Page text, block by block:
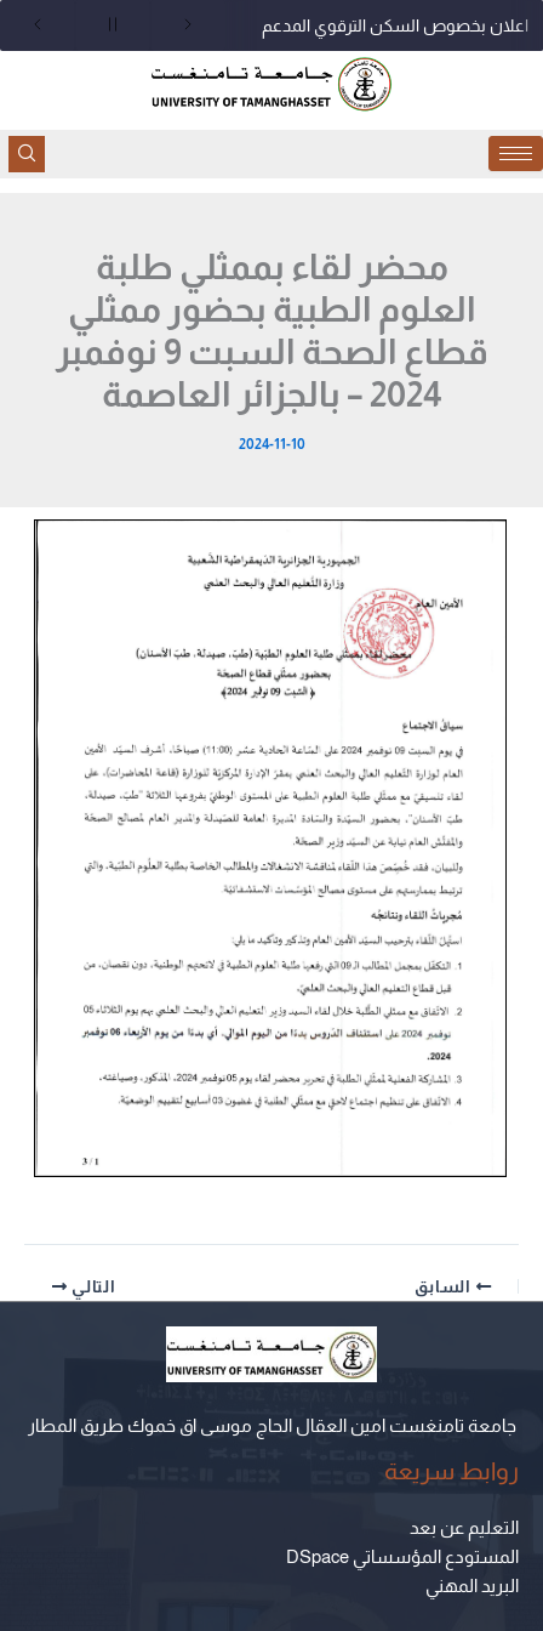
اعلان بخصوص السكن الترقوي المدعم
محضر لقاء بممثلي طلبة
العلوم الطبية بحضور ممثلي
قطاع الصحة السبت 9 نوفمبر
2024 – بالجزائر العاصمة
2024-11-10
السابق التالي
جامعة تامنغست امين العقال الحاج موسى اق خموك طريق المطار
روابط سريعة
التعليم عن بعد
المستودع المؤسساتي DSpace
البريد المهني